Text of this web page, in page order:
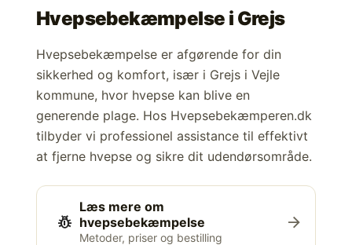
Hvepsebekæmpelse i Grejs
Hvepsebekæmpelse er afgørende for din
sikkerhed og komfort, især i Grejs i Vejle
kommune, hvor hvepse kan blive en
generende plage. Hos Hvepsebekæmperen.dk
tilbyder vi professionel assistance til effektivt
at fjerne hvepse og sikre dit udendørsområde.
pest_control
Læs mere om
hvepsebekæmpelse
Metoder, priser og bestilling
arrow_forward